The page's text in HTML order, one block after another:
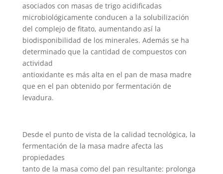
asociados con masas de trigo acidificadas
microbiológicamente conducen a la solubilización
del complejo de fitato, aumentando así la
biodisponibilidad de los minerales. Además se ha
determinado que la cantidad de compuestos con
actividad
antioxidante es más alta en el pan de masa madre
que en el pan obtenido por fermentación de
levadura.
Desde el punto de vista de la calidad tecnológica, la
fermentación de la masa madre afecta las
propiedades
tanto de la masa como del pan resultante: prolonga